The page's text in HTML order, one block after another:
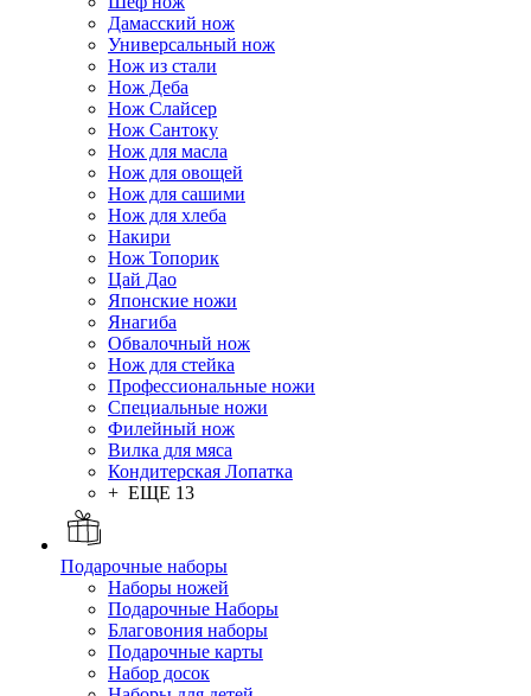
Дамасский нож
Универсальный нож
Нож из стали
Нож Деба
Нож Слайсер
Нож Сантоку
Нож для масла
Нож для овощей
Нож для сашими
Нож для хлеба
Накири
Нож Топорик
Цай Дао
Японские ножи
Янагиба
Обвалочный нож
Нож для стейка
Профессиональные ножи
Специальные ножи
Филейный нож
Вилка для мяса
Кондитерская Лопатка
+ ЕЩЕ 13
Подарочные наборы
Наборы ножей
Подарочные Наборы
Благовония наборы
Подарочные карты
Набор досок